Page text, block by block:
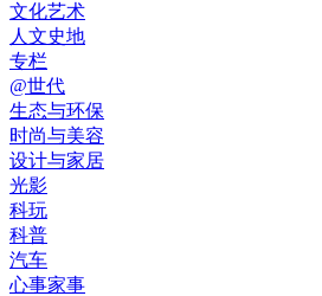
文化艺术
人文史地
专栏
@世代
生态与环保
时尚与美容
设计与家居
光影
科玩
科普
汽车
心事家事